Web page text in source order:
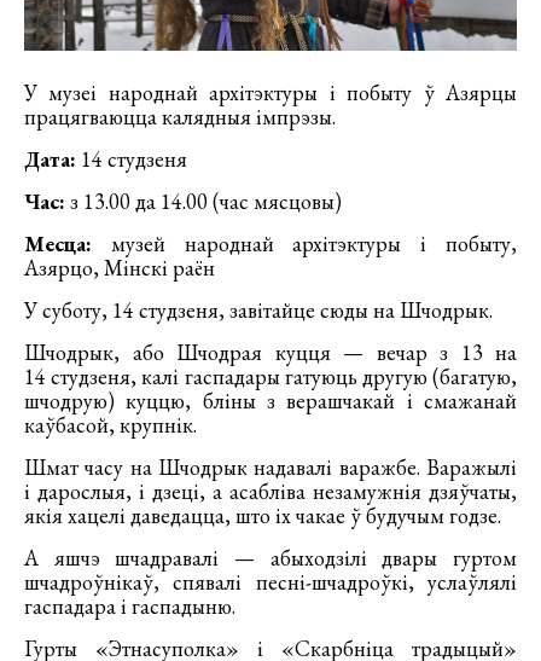
У музеі народнай архітэктуры і побыту ў Азярцы
працягваюцца калядныя імпрэзы.
Дата: 14 студзеня
Час: з 13.00 да 14.00 (час мясцовы)
Месца: музей народнай архітэктуры і побыту,
Азярцо, Мінскі раён
У суботу, 14 студзеня, завітайце сюды на Шчодрык.
Шчодрык, або Шчодрая куцця — вечар з 13 на
14 студзеня, калі гаспадары гатуюць другую (багатую,
шчодрую) куццю, бліны з верашчакай і смажанай
каўбасой, крупнік.
Шмат часу на Шчодрык надавалі варажбе. Варажылі
і дарослыя, і дзеці, а асабліва незамужнія дзяўчаты,
якія хацелі даведацца, што іх чакае ў будучым годзе.
А яшчэ шчадравалі — абыходзілі двары гуртом
шчадроўнікаў, спявалі песні-шчадроўкі, услаўлялі
гаспадара і гаспадыню.
Гурты «Этнасуполка» і «Скарбніца традыцый»